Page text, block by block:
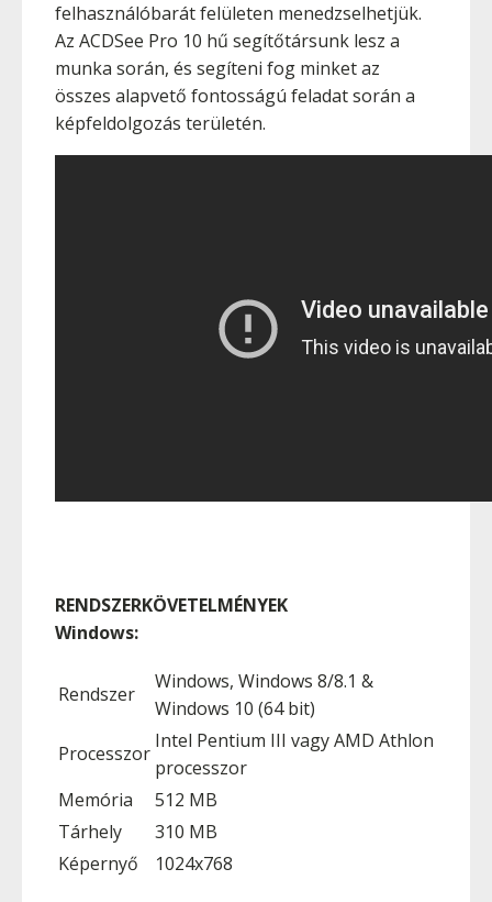
felhasználóbarát felületen menedzselhetjük.
Az ACDSee Pro 10 hű segítőtársunk lesz a
munka során, és segíteni fog minket az
összes alapvető fontosságú feladat során a
képfeldolgozás területén.
RENDSZERKÖVETELMÉNYEK
Windows:
Rendszer
Windows, Windows 8/8.1 &
Windows 10 (64 bit)
Processzor
Intel Pentium III vagy AMD Athlon
processzor
Memória
512 MB
Tárhely
310 MB
Képernyő
1024x768